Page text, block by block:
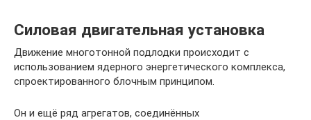
Силовая двигательная установка
Движение многотонной подлодки происходит с
использованием ядерного энергетического комплекса,
спроектированного блочным принципом.
Он и ещё ряд агрегатов, соединённых